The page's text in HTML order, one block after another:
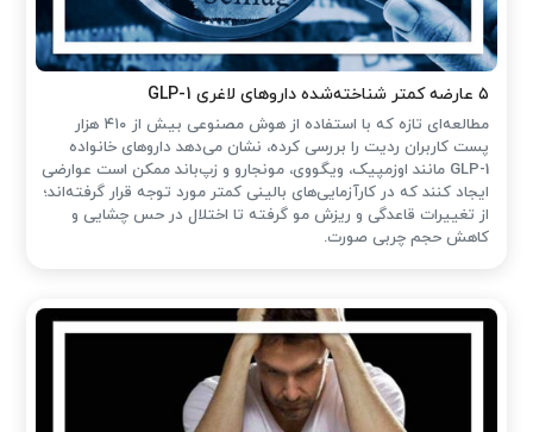
۵ عارضه کمتر شناخته‌شده داروهای لاغری GLP-1
مطالعه‌ای تازه که با استفاده از هوش مصنوعی بیش از ۴۱۰ هزار
پست کاربران ردیت را بررسی کرده، نشان می‌دهد داروهای خانواده
GLP-1 مانند اوزمپیک، ویگووی، مونجارو و زپ‌باند ممکن است عوارضی
ایجاد کنند که در کارآزمایی‌های بالینی کمتر مورد توجه قرار گرفته‌اند؛
از تغییرات قاعدگی و ریزش مو گرفته تا اختلال در حس چشایی و
کاهش حجم چربی صورت.